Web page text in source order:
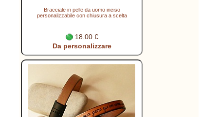
Bracciale in pelle da uomo inciso
personalizzabile con chiusura a scelta
18.00 €
Da personalizzare